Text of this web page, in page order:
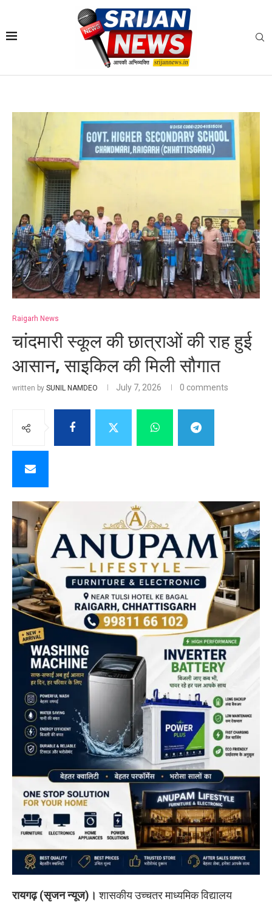
Raigarh News
चांदमारी स्कूल की छात्राओं की राह हुई
आसान, साइकिल की मिली सौगात
written by SUNIL NAMDEO July 7, 2026 0 comments
रायगढ़ (सृजन न्यूज)। शासकीय उच्चतर माध्यमिक विद्यालय